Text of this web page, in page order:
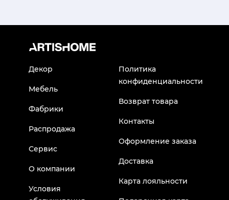
Декор
Мебель
Фабрики
Распродажа
Сервис
О компании
Условия
Политика
конфиденциальности
Возврат товара
Контакты
Оформление заказа
Доставка
Карта лояльности